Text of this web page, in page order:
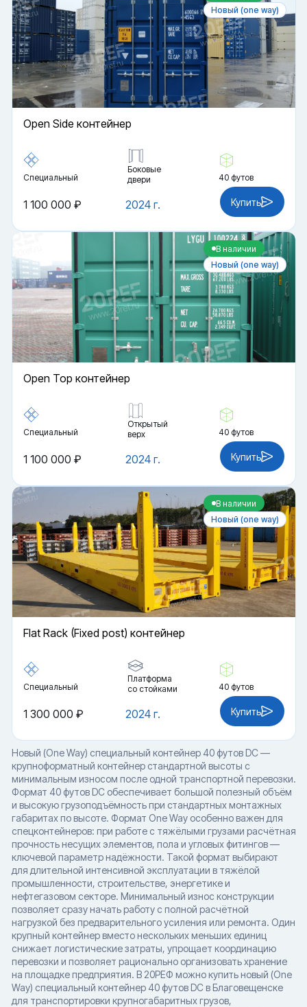
Новый (one way)
Open Side контейнер
Специальный
Боковые
двери
40 футов
2024 г.
1 100 000 ₽ Купить
В наличии
Новый (one way)
Open Top контейнер
Специальный
Открытый
верх
40 футов
2024 г.
1 100 000 ₽ Купить
В наличии
Новый (one way)
Flat Rack (Fixed post) контейнер
Специальный
Платформа
со стойками
40 футов
2024 г.
1 300 000 ₽ Купить
Новый (One Way) специальный контейнер 40 футов DC —
крупноформатный контейнер стандартной высоты с
минимальным износом после одной транспортной перевозки.
Формат 40 футов DC обеспечивает большой полезный объём
и высокую грузоподъёмность при стандартных монтажных
габаритах по высоте. Формат One Way особенно важен для
спецконтейнеров: при работе с тяжёлыми грузами расчётная
прочность несущих элементов, пола и угловых фитингов —
ключевой параметр надёжности. Такой формат выбирают
для длительной интенсивной эксплуатации в тяжёлой
промышленности, строительстве, энергетике и
нефтегазовом секторе. Минимальный износ конструкции
позволяет сразу начать работу с полной расчётной
нагрузкой без предварительного усиления или ремонта. Один
крупный контейнер вместо нескольких меньших единиц
снижает логистические затраты, упрощает координацию
перевозки и позволяет рационально организовать хранение
на площадке предприятия. В 20РЕФ можно купить новый (One
Way) специальный контейнер 40 футов DC в Благовещенске
для транспортировки крупногабаритных грузов,